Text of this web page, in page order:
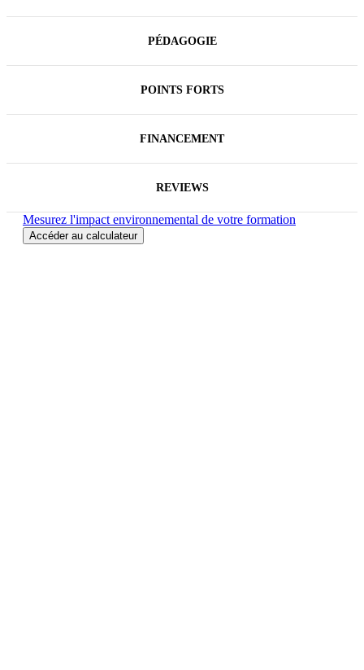
PÉDAGOGIE
POINTS FORTS
FINANCEMENT
REVIEWS
Mesurez l'impact environnemental de votre formation
Accéder au calculateur